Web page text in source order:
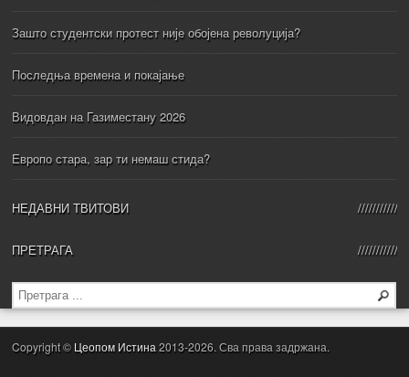
Зашто студентски протест није обојена револуција?
Последња времена и покајање
Видовдан на Газиместану 2026
Европо стара, зар ти немаш стида?
НЕДАВНИ ТВИТОВИ
ПРЕТРАГА
Copyright © Цеопом Истина2013-2026. Сва права задржана.